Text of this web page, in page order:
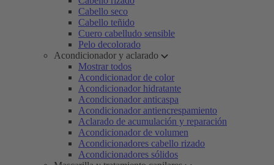
Cabello seco
Cabello teñido
Cuero cabelludo sensible
Pelo decolorado
Acondicionador y aclarado
Mostrar todos
Acondicionador de color
Acondicionador hidratante
Acondicionador anticaspa
Acondicionador antiencrespamiento
Aclarado de acumulación y reparación
Acondicionador de volumen
Acondicionadores cabello rizado
Acondicionadores sólidos